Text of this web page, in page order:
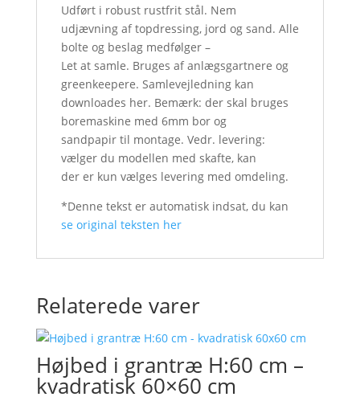
Udført i robust rustfrit stål. Nem
udjævning af topdressing, jord og sand. Alle
bolte og beslag medfølger –
Let at samle. Bruges af anlægsgartnere og
greenkeepere. Samlevejledning kan
downloades her. Bemærk: der skal bruges
boremaskine med 6mm bor og
sandpapir til montage. Vedr. levering:
vælger du modellen med skafte, kan
der er kun vælges levering med omdeling.
*Denne tekst er automatisk indsat, du kan
se original teksten her
Relaterede varer
Højbed i grantræ H:60 cm –
kvadratisk 60×60 cm